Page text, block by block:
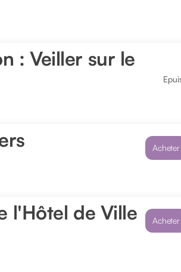
: Veiller sur le
Acheter
l'Hôtel de Ville Acheter